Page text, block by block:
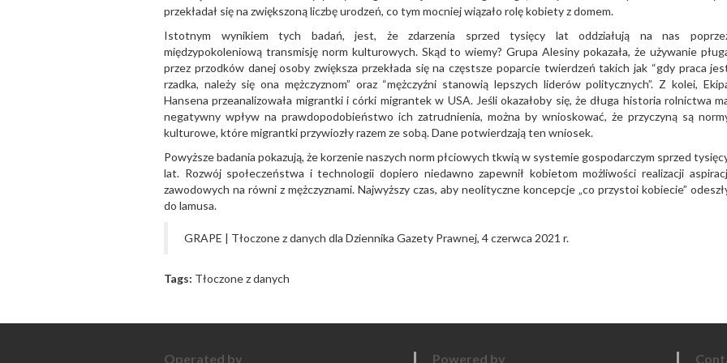
przekładał się na zwiększoną liczbę urodzeń, co tym mocniej wiązało rolę kobiety z domem.
Istotnym wynikiem tych badań, jest, że zdarzenia sprzed tysięcy lat oddziałują na nas
międzypokoleniową transmisję norm kulturowych. Skąd to wiemy? Grupa Alesiny pokazała, że używanie
przez przodków danej osoby zwiększa przekłada się na częstsze poparcie twierdzeń takich jak “gdy praca
rzadka, należy się ona mężczyznom” oraz “mężczyźni stanowią lepszych liderów politycznych”. Z kolei,
Hansena przeanalizowała migrantki i córki migrantek w USA. Jeśli okazałoby się, że długa historia rolnictwa
negatywny wpływ na prawdopodobieństwo ich zatrudnienia, można by wnioskować, że przyczyną są
kulturowe, które migrantki przywiozły razem ze sobą. Dane potwierdzają ten wniosek.
Powyższe badania pokazują, że korzenie naszych norm płciowych tkwią w systemie gospodarczym sprzed
lat. Rozwój społeczeństwa i technologii dopiero niedawno zapewnił kobietom możliwości realizacji
zawodowych na równi z mężczyznami. Najwyższy czas, aby neolityczne koncepcje „co przystoi kobiecie”
do lamusa.
GRAPE | Tłoczone z danych dla Dziennika Gazety Prawnej, 4 czerwca 2021 r.
Tags: Tłoczone z danych
Operated by Powered by